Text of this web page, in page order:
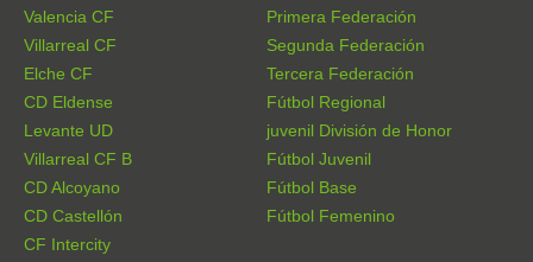
Valencia CF
Villarreal CF
Elche CF
CD Eldense
Levante UD
Villarreal CF B
CD Alcoyano
CD Castellón
CF Intercity
Primera Federación
Segunda Federación
Tercera Federación
Fútbol Regional
juvenil División de Honor
Fútbol Juvenil
Fútbol Base
Fútbol Femenino